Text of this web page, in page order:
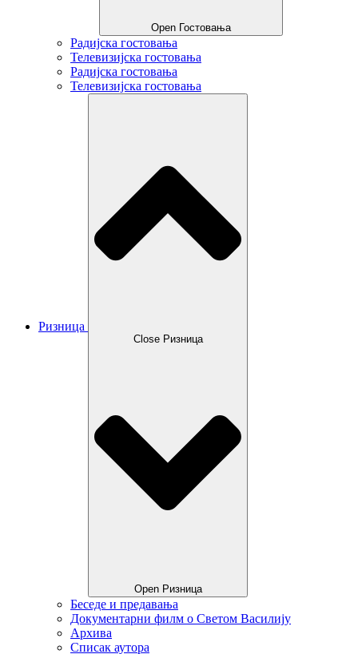
Open Гостовања
Радијска гостовања
Телевизијска гостовања
Радијска гостовања
Телевизијска гостовања
Ризница
Close Ризница
Open Ризница
Беседе и предавања
Документарни филм о Светом Василију
Архива
Списак аутора